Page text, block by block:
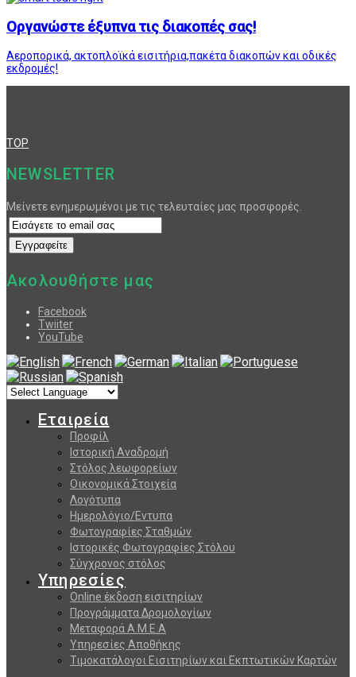
Οργανώστε έξυπνα τις διακοπές σας!
Αεροπορικά, ακτοπλοϊκά εισιτήρια,πακέτα διακοπών και οδικές
εκδρομές!
TOP
NEWSLETTER
Μείνετε ενημερωμένοι με τις τελευταίες μας προσφορές.
Ακολουθήστε μας
Facebook
Twiiter
YouTube
Εταιρεία
Προφίλ
Ιστορική Αναδρομή
Στόλος λεωφορείων
Οικονομικά Στοιχεία
Λογότυπα
Ημερολόγιο/Εντυπα
Φωτογραφίες Σταθμών
Ιστορικές Φωτογραφίες Στόλου
Σύγχρονος στόλος
Υπηρεσίες
Online έκδοση εισιτηρίων
Προγράμματα Δρομολογίων
Μεταφορά Α.Μ.Ε.Α
Υπηρεσίες Αποθήκης
Τιμοκατάλογοι Εισιτηρίων και Εκπτωτικών Καρτών